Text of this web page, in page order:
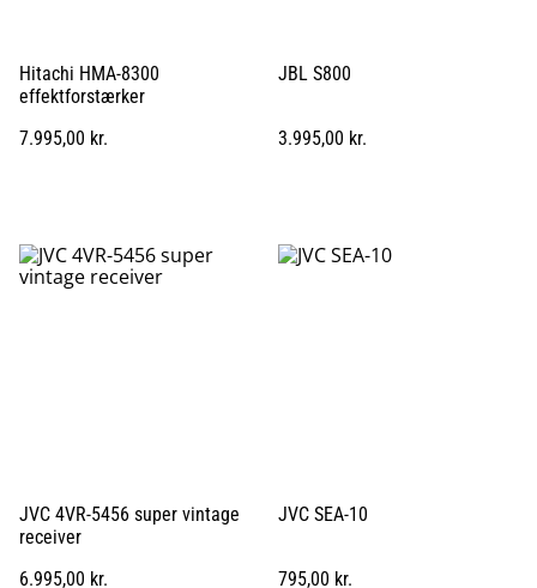
Hitachi HMA-8300
effektforstærker
7.995,00 kr.
JBL S800
3.995,00 kr.
JVC 4VR-5456 super vintage
receiver
6.995,00 kr.
JVC SEA-10
795,00 kr.